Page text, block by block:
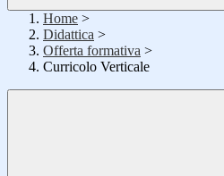
Home >
Didattica >
Offerta formativa >
Curricolo Verticale